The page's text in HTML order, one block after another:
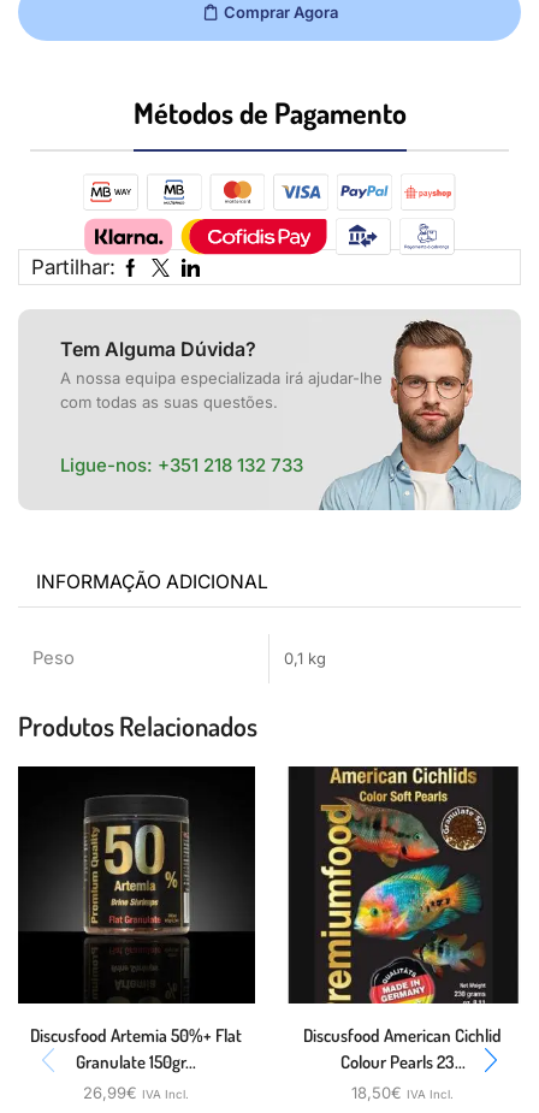
Comprar Agora
Métodos de Pagamento​
Partilhar:
Tem Alguma Dúvida?
A nossa equipa especializada irá ajudar-lhe
com todas as suas questões.
Ligue-nos: +351 218 132 733
INFORMAÇÃO ADICIONAL
Peso 0,1 kg
Produtos Relacionados
Discusfood Artemia 50%+ Flat
Granulate 150gr...
26,99€ IVA Incl.
Discusfood American Cichlid
Colour Pearls 23...
18,50€ IVA Incl.